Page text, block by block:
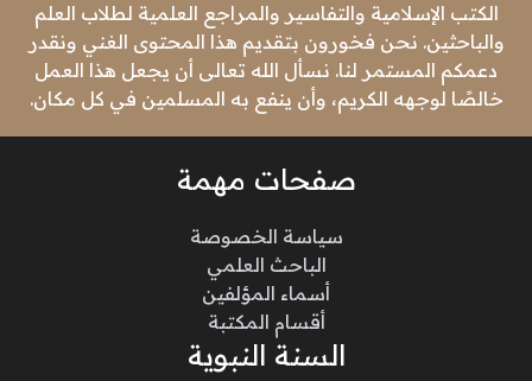
الكتب الإسلامية والتفاسير والمراجع العلمية لطلاب العلم
والباحثين. نحن فخورون بتقديم هذا المحتوى الغني ونقدر
دعمكم المستمر لنا. نسأل الله تعالى أن يجعل هذا العمل
خالصًا لوجهه الكريم، وأن ينفع به المسلمين في كل مكان.
صفحات مهمة
سياسة الخصوصة
الباحث العلمي
أسماء المؤلفين
أقسام المكتبة
السنة النبوية